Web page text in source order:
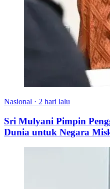
Nasional · 2 hari lalu
Sri Mulyani Pimpin
Dunia untuk Negara